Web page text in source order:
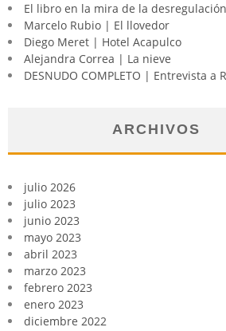
El libro en la mira de la desregulación
Marcelo Rubio | El llovedor
Diego Meret | Hotel Acapulco
Alejandra Correa | La nieve
DESNUDO COMPLETO | Entrevista a
ARCHIVOS
julio 2026
julio 2023
junio 2023
mayo 2023
abril 2023
marzo 2023
febrero 2023
enero 2023
diciembre 2022